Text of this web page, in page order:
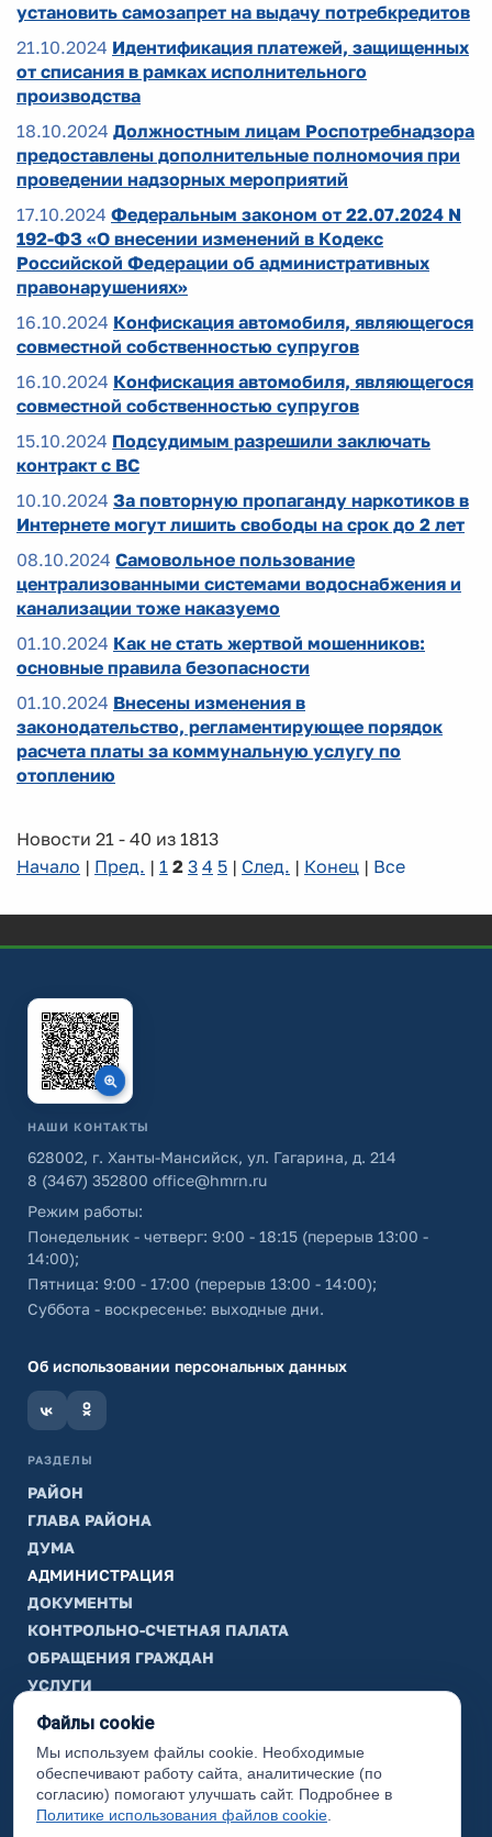
установить самозапрет на выдачу потребкредитов
21.10.2024 Идентификация платежей, защищенных
от списания в рамках исполнительного
производства
18.10.2024 Должностным лицам Роспотребнадзора
предоставлены дополнительные полномочия при
проведении надзорных мероприятий
17.10.2024 Федеральным законом от 22.07.2024 N
192-ФЗ «О внесении изменений в Кодекс
Российской Федерации об административных
правонарушениях»
16.10.2024 Конфискация автомобиля, являющегося
совместной собственностью супругов
16.10.2024 Конфискация автомобиля, являющегося
совместной собственностью супругов
15.10.2024 Подсудимым разрешили заключать
контракт с ВС
10.10.2024 За повторную пропаганду наркотиков в
Интернете могут лишить свободы на срок до 2 лет
08.10.2024 Самовольное пользование
централизованными системами водоснабжения и
канализации тоже наказуемо
01.10.2024 Как не стать жертвой мошенников:
основные правила безопасности
01.10.2024 Внесены изменения в
законодательство, регламентирующее порядок
расчета платы за коммунальную услугу по
отоплению
Новости 21 - 40 из 1813
Начало | Пред. | 1 2 3 4 5 | След. | Конец | Все
НАШИ КОНТАКТЫ
628002, г. Ханты-Мансийск, ул. Гагарина, д. 214
8 (3467) 352800 office@hmrn.ru
Режим работы:
Понедельник - четверг: 9:00 - 18:15 (перерыв 13:00 -
14:00);
Пятница: 9:00 - 17:00 (перерыв 13:00 - 14:00);
Суббота - воскресенье: выходные дни.
Об использовании персональных данных
РАЗДЕЛЫ
РАЙОН
ГЛАВА РАЙОНА
ДУМА
АДМИНИСТРАЦИЯ
ДОКУМЕНТЫ
КОНТРОЛЬНО-СЧЕТНАЯ ПАЛАТА
ОБРАЩЕНИЯ ГРАЖДАН
УСЛУГИ
ТИК
ИНФОРМАЦИЯ
Законодательная карта
Карта сайта
Файлы cookie
Мы используем файлы cookie. Необходимые
обеспечивают работу сайта, аналитические (по
согласию) помогают улучшать сайт. Подробнее в
Политике использования файлов cookie